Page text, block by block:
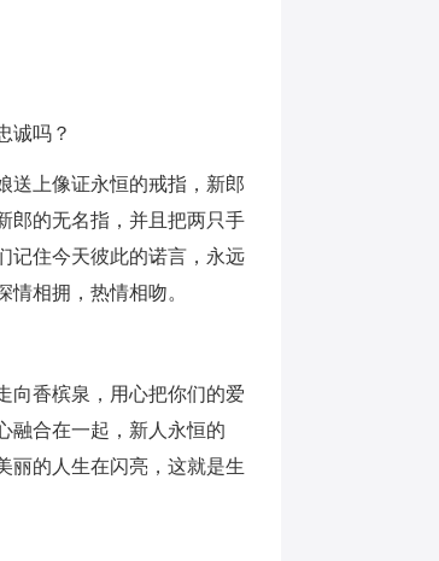
诚吗？
送上像证永恒的戒指，新郎
郎的无名指，并且把两只手
记住今天彼此的诺言，永远
相拥，热情相吻。
向香槟泉，用心把你们的爱
融合在一起，新人永恒的
丽的人生在闪亮，这就是生